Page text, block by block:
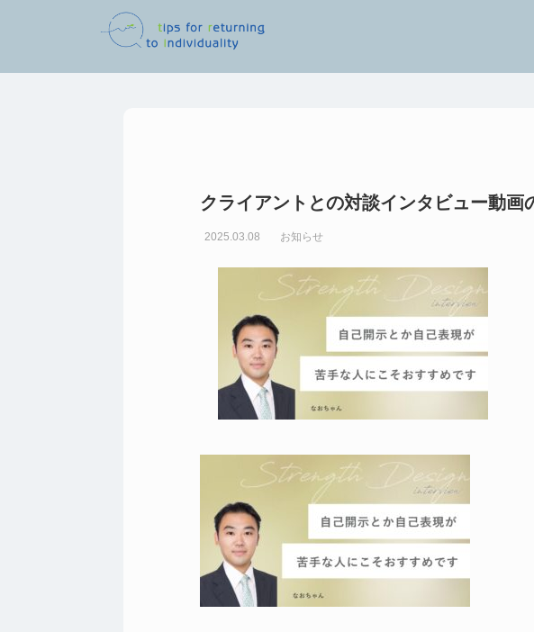
クライアントとの対談インタビュー動画
2025.03.08 お知らせ